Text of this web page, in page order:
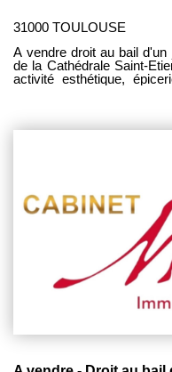
31000 TOULOUSE
A vendre droit au bail
de la Cathédrale Saint-Etienne
activité esthétique,